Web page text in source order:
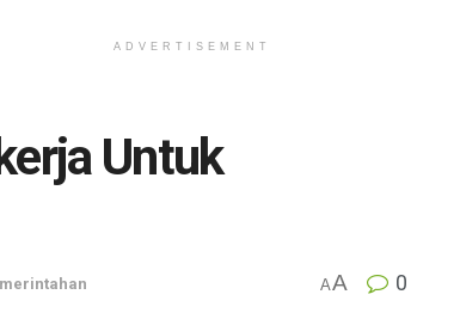
ADVERTISEMENT
Untuk
AA 0